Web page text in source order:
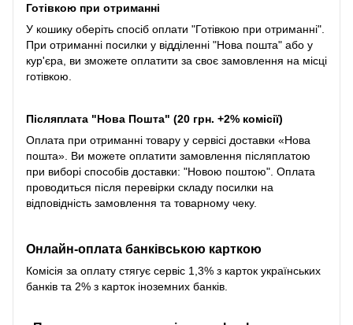
Готівкою при отриманні
У кошику оберіть спосіб оплати "Готівкою при отриманні".
При отриманні посилки у відділенні "Нова пошта" або у
кур'єра, ви зможете оплатити за своє замовлення на місці
готівкою.
Післяплата "Нова Пошта" (20 грн. +2% комісії)
Оплата при отриманні товару у сервісі доставки «Нова
пошта». Ви можете оплатити замовлення післяплатою
при виборі способів доставки: "Новою поштою". Оплата
проводиться після перевірки складу посилки на
відповідність замовлення та товарному чеку.
Онлайн-оплата банківською карткою
Комісія за оплату стягує сервіс 1,3% з карток українських
банків та 2% з карток іноземних банків.